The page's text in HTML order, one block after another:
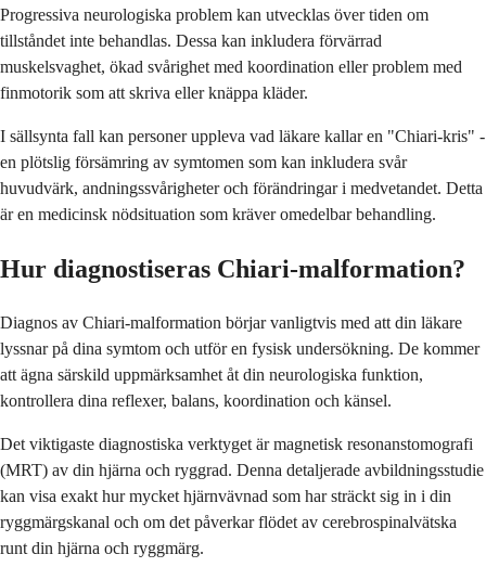
Progressiva neurologiska problem kan utvecklas över tiden om
tillståndet inte behandlas. Dessa kan inkludera förvärrad
muskelsvaghet, ökad svårighet med koordination eller problem med
finmotorik som att skriva eller knäppa kläder.
I sällsynta fall kan personer uppleva vad läkare kallar en "Chiari-kris" -
en plötslig försämring av symtomen som kan inkludera svår
huvudvärk, andningssvårigheter och förändringar i medvetandet. Detta
är en medicinsk nödsituation som kräver omedelbar behandling.
Hur diagnostiseras Chiari-malformation?
Diagnos av Chiari-malformation börjar vanligtvis med att din läkare
lyssnar på dina symtom och utför en fysisk undersökning. De kommer
att ägna särskild uppmärksamhet åt din neurologiska funktion,
kontrollera dina reflexer, balans, koordination och känsel.
Det viktigaste diagnostiska verktyget är magnetisk resonanstomografi
(MRT) av din hjärna och ryggrad. Denna detaljerade avbildningsstudie
kan visa exakt hur mycket hjärnvävnad som har sträckt sig in i din
ryggmärgskanal och om det påverkar flödet av cerebrospinalvätska
runt din hjärna och ryggmärg.